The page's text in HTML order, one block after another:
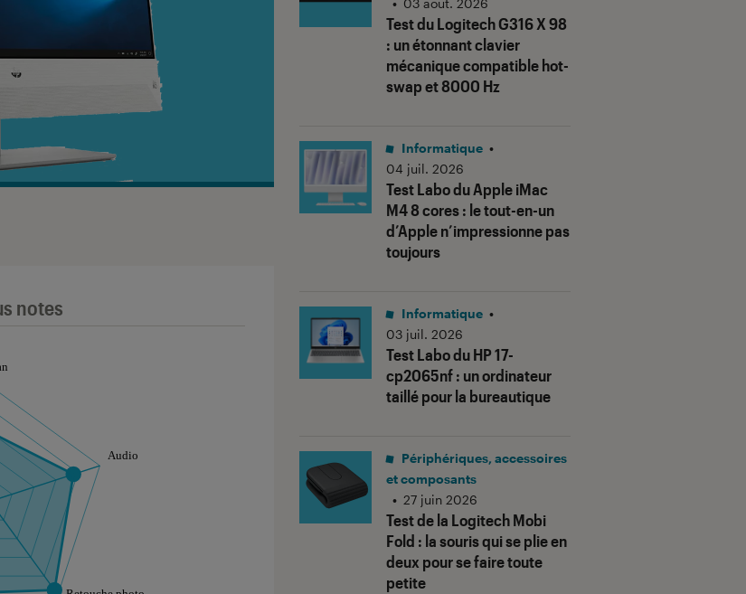
notes
Test du Logitech G316 X 98
: un étonnant clavier
mécanique compatible hot-
swap et 8000 Hz
• 03 août. 2026
Test Labo du Apple iMac
M4 8 cores : le tout-en-un
d’Apple n’impressionne pas
toujours
Informatique •
04 juil. 2026
Test Labo du HP 17-
cp2065nf : un ordinateur
taillé pour la bureautique
Informatique •
03 juil. 2026
Test de la Logitech Mobi
Fold : la souris qui se plie en
deux pour se faire toute
petite
Périphériques, accessoires
et composants
• 27 juin 2026